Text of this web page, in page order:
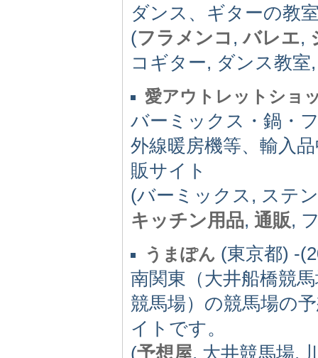
ダンス、ギターの教
(フラメンコ ,バレエ,
コギター, ダンス教
愛アウトレットショ
バーミックス・鍋・
外線暖房機等、輸入
販サイト
(バーミックス, ステ
キッチン用品, 通販,
うまぽん (東京都) -
南関東（大井船橋競
競馬場）の競馬場の
イトです。
(予想屋, 大井競馬場,